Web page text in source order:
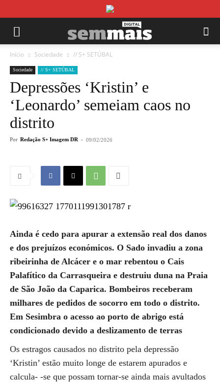
Início Sociedade // S+ SETÚBAL
Sociedade // S+ SETÚBAL
Depressões ‘Kristin’ e
‘Leonardo’ semeiam caos no
distrito
Por Redação S+ Imagem DR - 09/02/2026
Ainda é cedo para apurar a extensão real dos danos
e dos prejuízos económicos. O Sado invadiu a zona
ribeirinha de Alcácer e o mar rebentou o Cais
Palafítico da Carrasqueira e destruiu duna na Praia
de São João da Caparica. Bombeiros receberam
milhares de pedidos de socorro em todo o distrito.
Em Sesimbra o acesso ao porto de abrigo está
condicionado devido a deslizamento de terras
Os estragos causados no distrito pela depressão
‘Kristin’ estão muito longe de estarem apurados e
calcula- -se que possam tornar-se ainda mais avultados